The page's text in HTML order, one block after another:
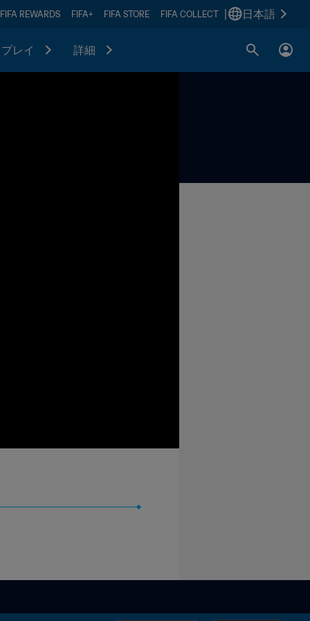
FIFA REWARDS FIFA+ FIFA STORE FIFA COLLECT 日本語
プレイ 詳細